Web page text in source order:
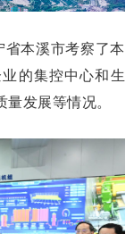
本溪市考察了本
的集控中心和生
发展等情况。